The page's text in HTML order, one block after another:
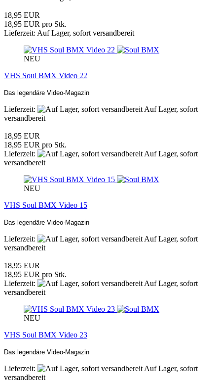
18,95 EUR
18,95 EUR pro Stk.
Lieferzeit: Auf Lager, sofort versandbereit
NEU
VHS Soul BMX Video 22
Das legendäre Video-Magazin
Lieferzeit:
Auf Lager, sofort
versandbereit
18,95 EUR
18,95 EUR pro Stk.
Lieferzeit:
Auf Lager, sofort
versandbereit
NEU
VHS Soul BMX Video 15
Das legendäre Video-Magazin
Lieferzeit:
Auf Lager, sofort
versandbereit
18,95 EUR
18,95 EUR pro Stk.
Lieferzeit:
Auf Lager, sofort
versandbereit
NEU
VHS Soul BMX Video 23
Das legendäre Video-Magazin
Lieferzeit:
Auf Lager, sofort
versandbereit